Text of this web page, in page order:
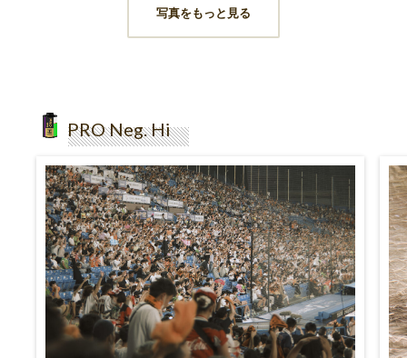
写真をもっと見る
PRO Neg. Hi